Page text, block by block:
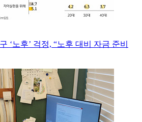
‘노후’ 걱정, “노후 대비 자금 준비